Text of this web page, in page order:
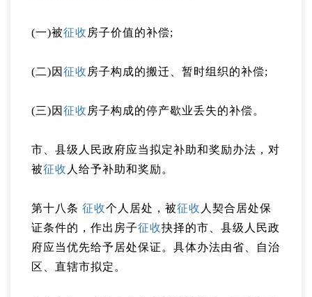
(一)被征收 房子价值的补偿;
(二)因 征收 房子构成的搬迁、暂时组织的补偿;
(三)因 征收 房子构成的停产歇业丢失的补偿。
市、县级人民政府应当拟定补助和奖励办法，对
被征收 人给予补助和奖励。
第十八条 征收个人居处，被征收 人契合居处保
证条件的，作出房子征收抉择的市、县级人民政
府应当优先给予居处保证。具体办法由省、自治
区、直辖市拟定。